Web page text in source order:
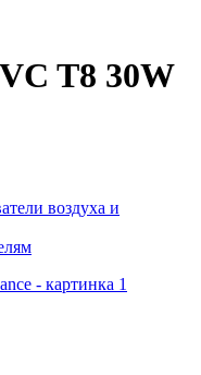
T8 30W
воздуха и